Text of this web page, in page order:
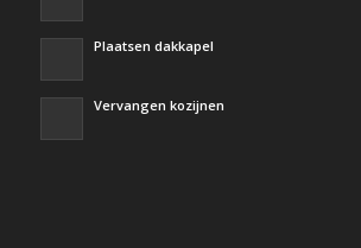
Plaatsen dakkapel
Vervangen kozijnen